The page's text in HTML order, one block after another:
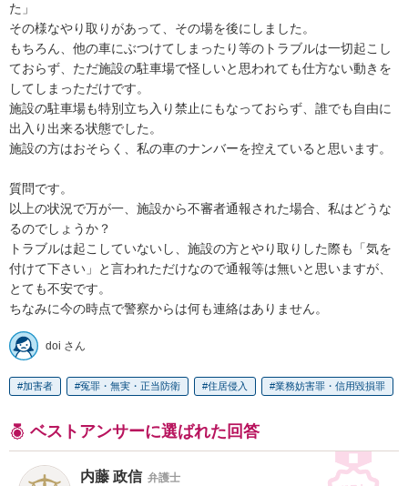
た」
その様なやり取りがあって、その場を後にしました。
もちろん、他の車にぶつけてしまったり等のトラブルは一切起こし
ておらず、ただ施設の駐車場で怪しいと思われても仕方ない動きを
してしまっただけです。
施設の駐車場も特別立ち入り禁止にもなっておらず、誰でも自由に
出入り出来る状態でした。
施設の方はおそらく、私の車のナンバーを控えていると思います。
質問です。
以上の状況で万が一、施設から不審者通報された場合、私はどうな
るのでしょうか？
トラブルは起こしていないし、施設の方とやり取りした際も「気を
付けて下さい」と言われただけなので通報等は無いと思いますが、
とても不安です。
ちなみに今の時点で警察からは何も連絡はありません。
doi さん
加害者 冤罪・無実・正当防衛 住居侵入 業務妨害罪・信用毀損罪
ベストアンサーに選ばれた回答
内藤 政信 弁護士